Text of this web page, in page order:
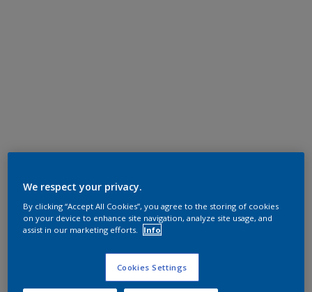
We respect your privacy.
By clicking “Accept All Cookies”, you agree to the storing of cookies
on your device to enhance site navigation, analyze site usage, and
assist in our marketing efforts.
Info
Cookies Settings